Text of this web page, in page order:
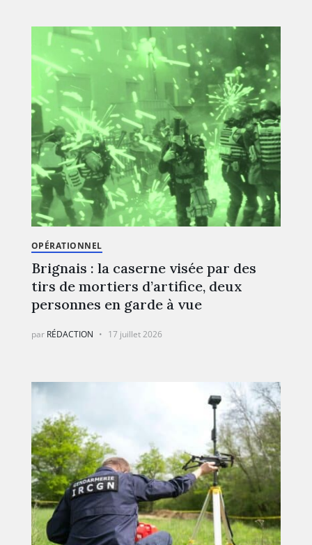
OPÉRATIONNEL
Brignais : la caserne visée par des
tirs de mortiers d’artifice, deux
personnes en garde à vue
par RÉDACTION 17 juillet 2026